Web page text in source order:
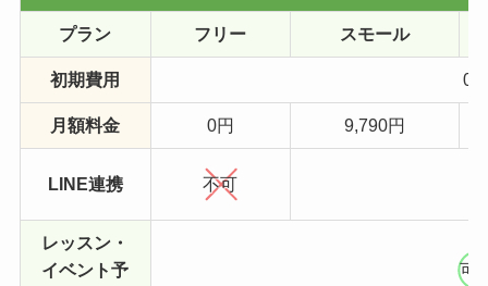
プラン フリー スモール
初期費用 0
月額料金 0円 9,790円
LINE連携 不可
レッスン・
イベント予
可